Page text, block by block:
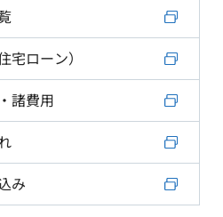
宅ローン）
諸費用
み